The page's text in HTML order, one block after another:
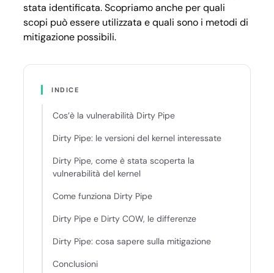
stata identificata. Scopriamo anche per quali
scopi può essere utilizzata e quali sono i metodi di
mitigazione possibili.
INDICE
Cos’è la vulnerabilità Dirty Pipe
Dirty Pipe: le versioni del kernel interessate
Dirty Pipe, come è stata scoperta la
vulnerabilità del kernel
Come funziona Dirty Pipe
Dirty Pipe e Dirty COW, le differenze
Dirty Pipe: cosa sapere sulla mitigazione
Conclusioni